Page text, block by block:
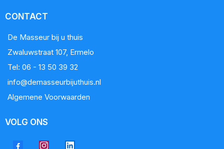
CONTACT
De Masseur bij u thuis
Zwaluwstraat 107, Ermelo
Tel: 06 - 13 50 39 32
info@demasseurbijuthuis.nl
Algemene Voorwaarden
VOLG ONS